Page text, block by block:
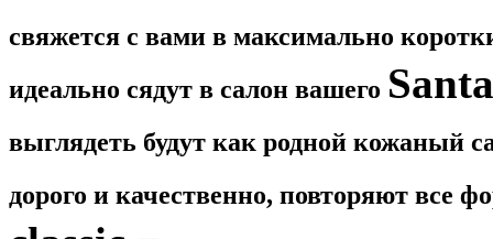
свяжется с вами в максимально
идеально сядут в салон вашего
выглядеть будут как родной кожаный
дорого и качественно, повторяют все